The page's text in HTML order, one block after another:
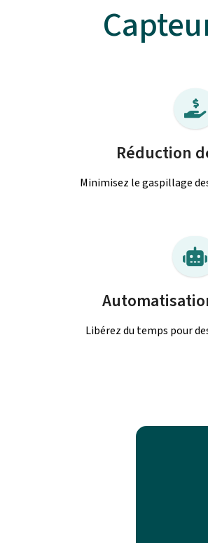
Réduction
Minimisez le gaspillage
Libérez du temps pour